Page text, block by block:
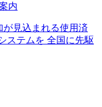
内
見込まれる使用済
ステムを 全国に先駆